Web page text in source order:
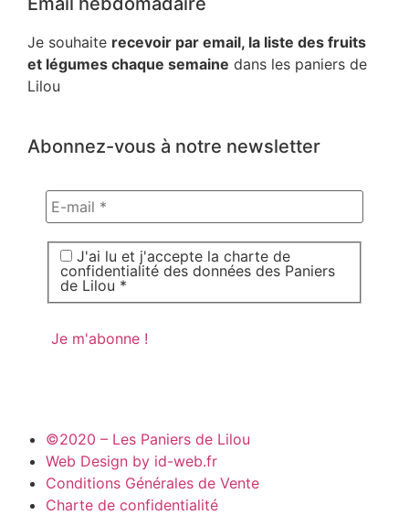
Je souhaite recevoir par email, la liste des fruits
et légumes chaque semaine dans les paniers de
Lilou
Abonnez-vous à notre newsletter
J'ai lu et j'accepte la charte de
confidentialité des données des Paniers
de Lilou *
©2020 – Les Paniers de Lilou
Web Design by id-web.fr
Conditions Générales de Vente
Charte de confidentialité